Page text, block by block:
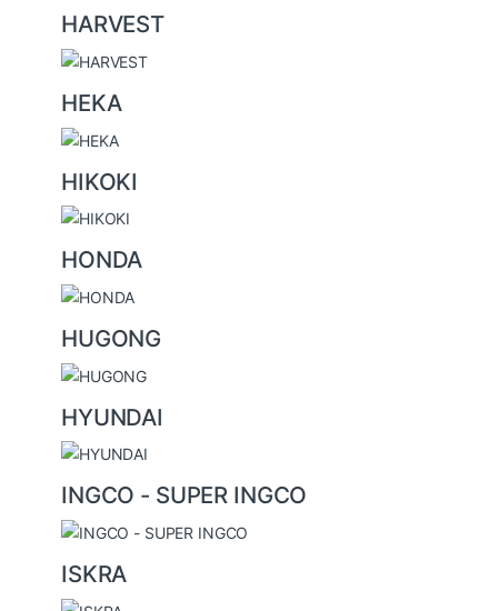
HARVEST
HEKA
HIKOKI
HONDA
HUGONG
HYUNDAI
INGCO - SUPER INGCO
ISKRA